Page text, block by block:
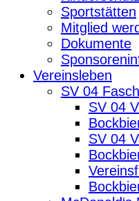
Sportstätten
Mitglied
Dokumente
Vereinsleben
SV 04
SV 04
SV 04